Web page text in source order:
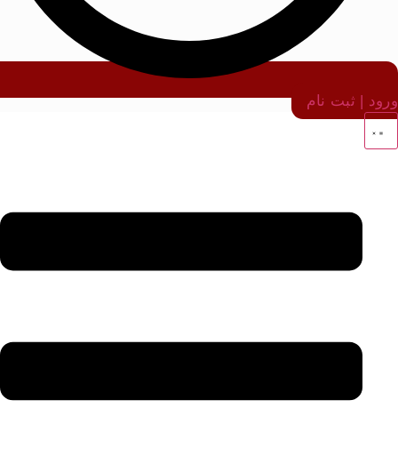
ورود | ثبت نام